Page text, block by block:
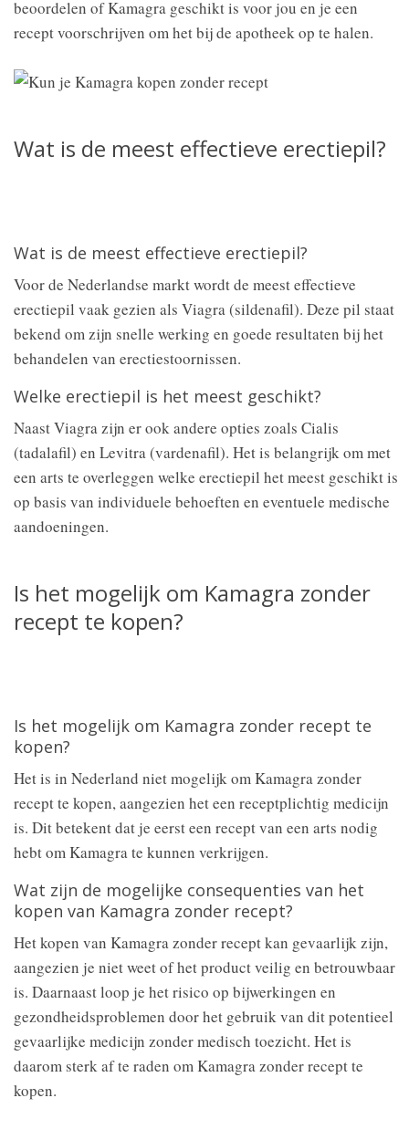
beoordelen of Kamagra geschikt is voor jou en je een
recept voorschrijven om het bij de apotheek op te halen.
Wat is de meest effectieve erectiepil?
Wat is de meest effectieve erectiepil?
Voor de Nederlandse markt wordt de meest effectieve
erectiepil vaak gezien als Viagra (sildenafil). Deze pil staat
bekend om zijn snelle werking en goede resultaten bij het
behandelen van erectiestoornissen.
Welke erectiepil is het meest geschikt?
Naast Viagra zijn er ook andere opties zoals Cialis
(tadalafil) en Levitra (vardenafil). Het is belangrijk om met
een arts te overleggen welke erectiepil het meest geschikt is
op basis van individuele behoeften en eventuele medische
aandoeningen.
Is het mogelijk om Kamagra zonder
recept te kopen?
Is het mogelijk om Kamagra zonder recept te
kopen?
Het is in Nederland niet mogelijk om Kamagra zonder
recept te kopen, aangezien het een receptplichtig medicijn
is. Dit betekent dat je eerst een recept van een arts nodig
hebt om Kamagra te kunnen verkrijgen.
Wat zijn de mogelijke consequenties van het
kopen van Kamagra zonder recept?
Het kopen van Kamagra zonder recept kan gevaarlijk zijn,
aangezien je niet weet of het product veilig en betrouwbaar
is. Daarnaast loop je het risico op bijwerkingen en
gezondheidsproblemen door het gebruik van dit potentieel
gevaarlijke medicijn zonder medisch toezicht. Het is
daarom sterk af te raden om Kamagra zonder recept te
kopen.